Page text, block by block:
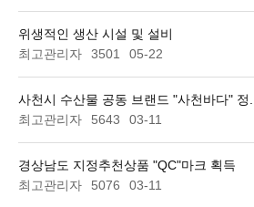
위생적인 생산 시설 및 설비
최고관리자
3501 05-22
사천시 수산물 공동 브랜드 "사천바다" 정...
최고관리자
5643 03-11
경상남도 지정추천상품 "QC"마크 획득
최고관리자
5076 03-11